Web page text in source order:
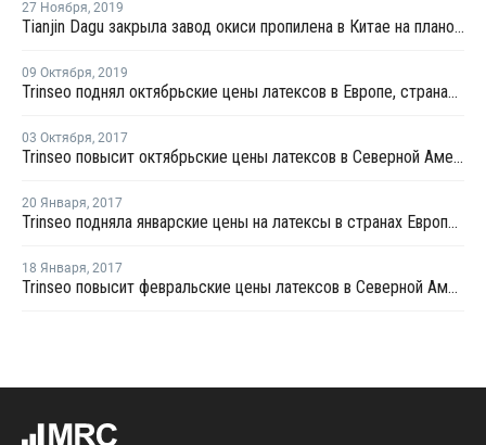
27 Ноября, 2019
Tianjin Dagu закрыла завод окиси пропилена в Китае на плановый ремонт
09 Октября, 2019
Trinseo поднял октябрьские цены латексов в Европе, странах Ближнего Востока и Африки
03 Октября, 2017
Trinseo повысит октябрьские цены латексов в Северной Америке
20 Января, 2017
Trinseo подняла январские цены на латексы в странах Европы, Ближнего Востока и Африки
18 Января, 2017
Trinseo повысит февральские цены латексов в Северной Америке